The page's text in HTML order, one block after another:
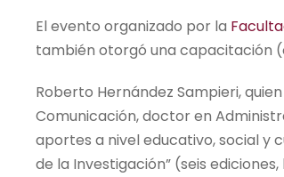
El evento organizado por la
también otorgó una capacitación
Roberto Hernández Sampieri,
Comunicación, doctor en
aportes a nivel educativo, social y
de la Investigación” (seis